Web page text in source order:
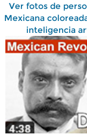
Ver fotos de
Mexicana
inteligencia